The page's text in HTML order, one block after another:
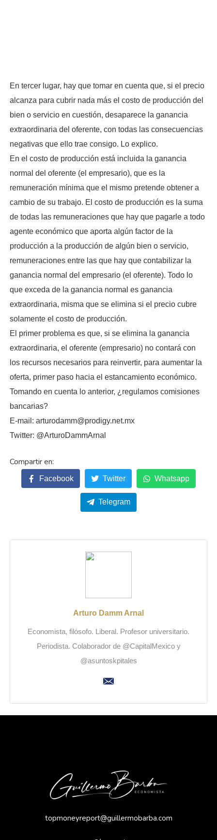
En tercer lugar, hay que tomar en cuenta que, si el precio
alcanza para cubrir nada más el costo de producción del
bien o servicio en cuestión, desaparece la ganancia
extraordinaria del oferente, con todas las consecuencias
negativas que ello trae consigo. Lo explico.
En el costo de producción está incluida la ganancia
normal del oferente (el empresario), que es la
remuneración mínima que el mismo pretende obtener a
cambio de su trabajo. El costo de producción es la suma
de todas las remuneraciones que hay que pagarle a todo
agente económico que aporta algún factor de la
producción a la producción de algún bien o servicio,
remuneraciones entre las que hay que contabilizar la
ganancia normal del empresario (el oferente). Todo lo
que exceda de la ganancia normal es ganancia
extraordinaria, misma que se elimina si el precio cubre
solamente el costo de producción.
El primer problema es que, si se elimina la ganancia
extraordinaria, el oferente (empresario) no contará con
los recursos necesarios para reinvertir, para aumentar la
oferta, primer paso hacia el estancamiento económico.
Tomando en cuenta lo anterior, ¿regulamos comisiones
bancarias?
E-mail: arturodamm@prodigy.net.mx
Twitter: @ArturoDammArnal
Facebook Twitter Whatsapp
Telegram
Arturo Damm Arnal
Economista, filósofo. Liberal. Profesor universitario.
Periodista. Colaborador de @CapitalMexico y
@asuntoskpitales
topmoneyreport@guillermobarba.com